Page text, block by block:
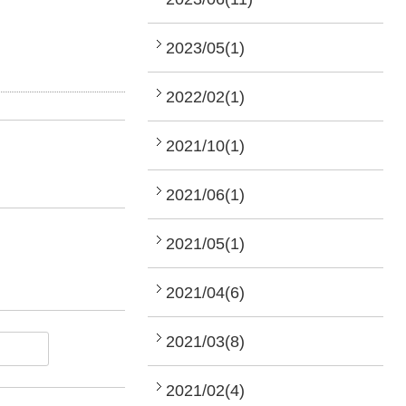
2023/05(1)
2022/02(1)
2021/10(1)
2021/06(1)
2021/05(1)
2021/04(6)
2021/03(8)
2021/02(4)